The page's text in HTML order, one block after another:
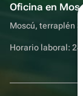
Oficina en
Moscú, terraplén
Horario laboral: 24